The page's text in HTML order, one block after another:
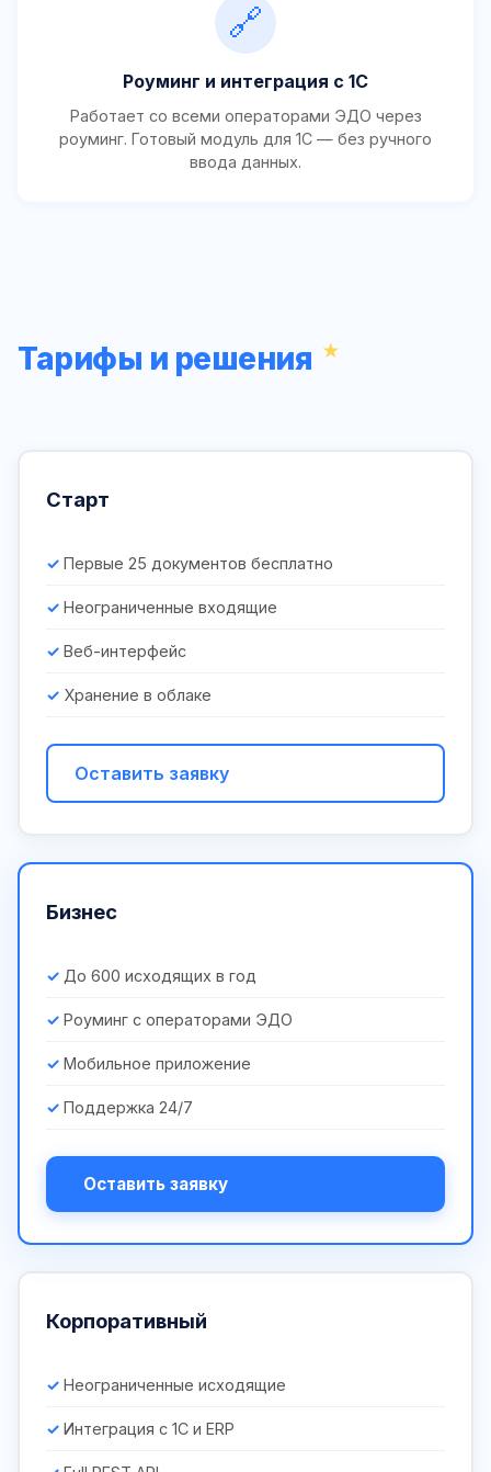
🔗
Роуминг и интеграция с 1С
Работает со всеми операторами ЭДО через
роуминг. Готовый модуль для 1С — без ручного
ввода данных.
Тарифы и решения
Старт
Первые 25 документов бесплатно
Неограниченные входящие
Веб-интерфейс
Хранение в облаке
Оставить заявку
Бизнес
До 600 исходящих в год
Роуминг с операторами ЭДО
Мобильное приложение
Поддержка 24/7
Оставить заявку
Корпоративный
Неограниченные исходящие
Интеграция с 1С и ERP